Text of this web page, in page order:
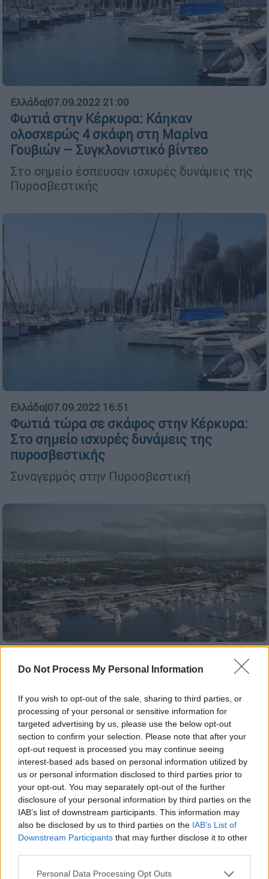
Do Not Process My Personal Information
If you wish to opt-out of the sale, sharing to third parties, or
processing of your personal or sensitive information for
targeted advertising by us, please use the below opt-out
section to confirm your selection. Please note that after your
opt-out request is processed you may continue seeing
interest-based ads based on personal information utilized by
us or personal information disclosed to third parties prior to
your opt-out. You may separately opt-out of the further
disclosure of your personal information by third parties on the
IAB’s list of downstream participants. This information may
also be disclosed by us to third parties on the IAB’s List of
Downstream Participants that may further disclose it to other
Please note that this website/app uses one or more Google
Personal Data Processing Opt Outs
Ελλάδα|07.09.2022 21:00
Φωτιά στην Κέρκυρα: Κάηκαν
ολοσχερώς 4 σκάφη στη Μαρίνα
Γουβιών – Συγκλονιστικό βίντεο
Στο σημείο έσπευσαν ισχυρές δυνάμεις της
Πυροσβεστικής
Ελλάδα|07.09.2022 16:51
Φωτιά τώρα σε σκάφος στην Κέρκυρα:
Στο σημείο ισχυρές δυνάμεις της
πυροσβεστικής
Συναγερμός στην Πυροσβεστική
Lamda Development: Παρουσίασε το
Marina Galleria
Τα αρχιτεκτονικά σχέδια και τη μελέτη της
Marina Galleria ανέλαβε το αρχιτεκτονικό
γραφείο Kengo Kuma & Associates, που
εδρεύει στην Ιαπωνία - Εντός πενταετίας η
ριζική ανάπλαση του παράκτιου μετώπου
στο Ελληνικό